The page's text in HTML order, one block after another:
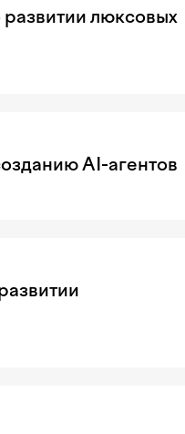
люксовых
AI-агентов